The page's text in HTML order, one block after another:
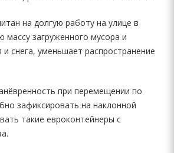
на долгую работу на улице в
загруженного мусора и
снега, уменьшает распространение
при перемещении по
зафиксировать на наклонной
такие евроконтейнеры с